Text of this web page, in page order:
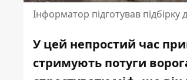
Інформатор підготував
У цей непростий час
стримують потуги